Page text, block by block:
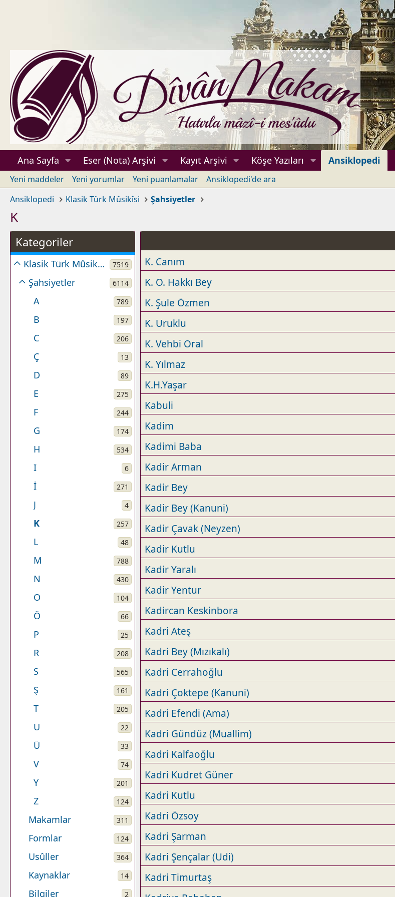
Ana Sayfa Eser (Nota) Arşivi Kayıt Arşivi Köşe Yazıları Ansiklopedi
Yeni maddeler Yeni yorumlar Yeni puanlamalar
Ansiklopedi'de ara
Ansiklopedi
Klasik Türk Mûsikîsi Şahsiyetler
K
Kategoriler
Klasik Türk Mûsikîsi 7519
Şahsiyetler 6114
A 789
B 197
C 206
Ç 13
D 89
E 275
F 244
G 174
H 534
I 6
İ 271
J 4
K 257
L 48
M 788
N 430
O 104
Ö 66
P 25
R 208
S 565
Ş 161
T 205
U 22
Ü 33
V 74
Y 201
Z 124
Makamlar 311
Formlar 124
Usûller 364
Kaynaklar 14
Bilgiler 2
K. Canım
K. O. Hakkı Bey
K. Şule Özmen
K. Uruklu
K. Vehbi Oral
K. Yılmaz
K.H.Yaşar
Kabuli
Kadim
Kadimi Baba
Kadir Arman
Kadir Bey
Kadir Bey (Kanuni)
Kadir Çavak (Neyzen)
Kadir Kutlu
Kadir Yaralı
Kadir Yentur
Kadircan Keskinbora
Kadri Ateş
Kadri Bey (Mızıkalı)
Kadri Cerrahoğlu
Kadri Çoktepe (Kanuni)
Kadri Efendi (Ama)
Kadri Gündüz (Muallim)
Kadri Kalfaoğlu
Kadri Kudret Güner
Kadri Kutlu
Kadri Özsoy
Kadri Şarman
Kadri Şençalar (Udi)
Kadri Timurtaş